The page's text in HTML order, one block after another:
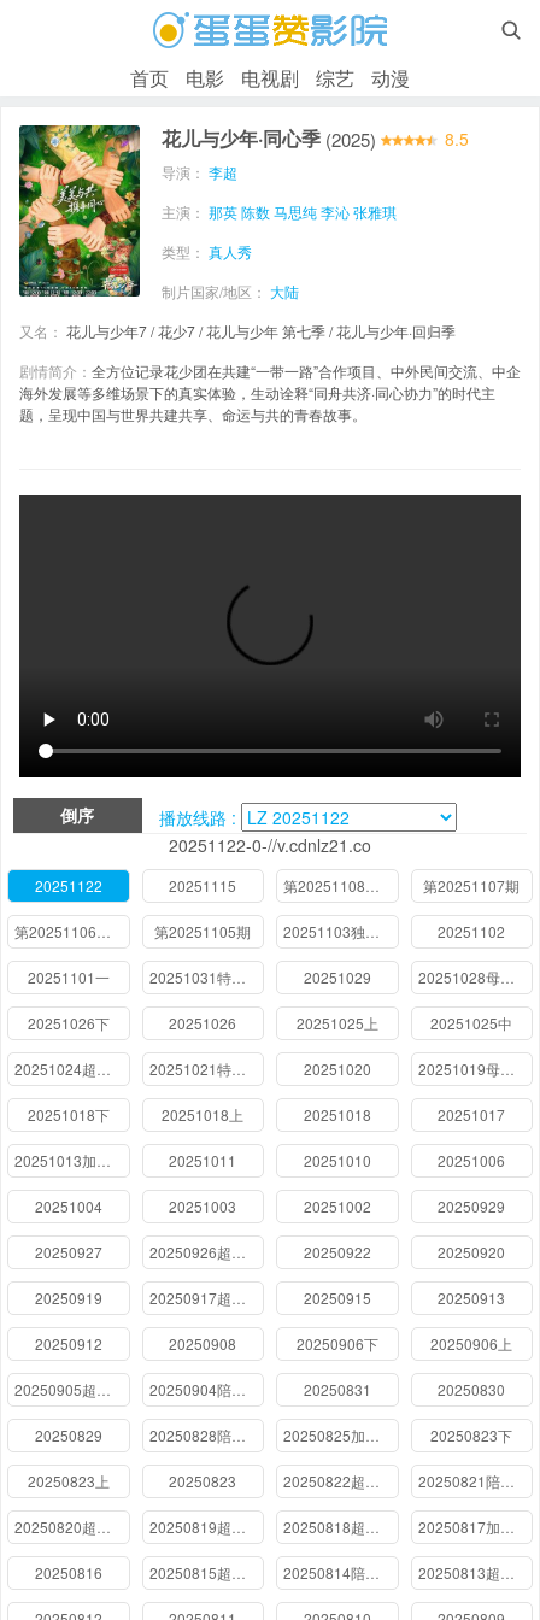

首页 电影 电视剧 综艺 动漫
花儿与少年·同心季 (2025) 8.5
导演： 李超
主演： 那英陈数马思纯李沁张雅琪
类型： 真人秀
制片国家/地区： 大陆
又名： 花儿与少年7 / 花少7 / 花儿与少年 第七季 / 花儿与少年·回归季‎
剧情简介： 全方位记录花少团在共建“一带一路”合作项目、中外民间交流、中企
海外发展等多维场景下的真实体验，生动诠释“同舟共济·同心协力”的时代主
题，呈现中国与世界共建共享、命运与共的青春故事。
倒序
播放线路 :
20251122-0-//v.cdnlz21.co
20251122 20251115 第20251107期
第20251105期 20251102
20251101一 20251031特别企划 20251029 20251028母带放送
20251026下 20251026 20251025上 20251025中
20251021特别企划 20251020 20251019母带放送
20251018下 20251018上 20251018 20251017
20251011 20251010 20251006
20251004 20251003 20251002 20250929
20250927 20250922 20250920
20250919 20250915 20250913
20250912 20250908 20250906下 20250906上
20250904陪看记 20250831 20250830
20250829 20250828陪看记 20250823下
20250823上 20250823 20250821陪看记
20250816